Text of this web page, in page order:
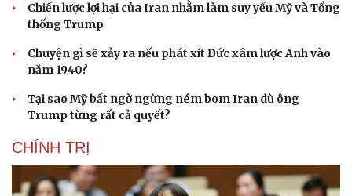
Cải chính
Chiến lược lợi hại của Iran nhằm làm suy yếu Mỹ và Tổng
thống Trump
Chuyện gì sẽ xảy ra nếu phát xít Đức xâm lược Anh vào
năm 1940?
Tại sao Mỹ bất ngờ ngừng ném bom Iran dù ông
Trump từng rất cả quyết?
CHÍNH TRỊ